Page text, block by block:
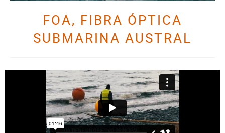
FOA, FIBRA ÓPTICA
SUBMARINA AUSTRAL